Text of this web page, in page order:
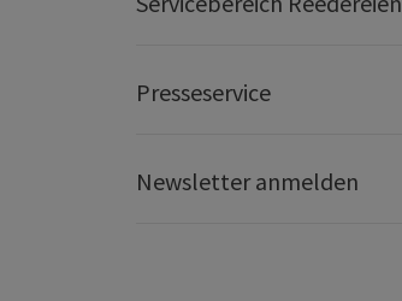
Presseservice
Newsletter anmelden